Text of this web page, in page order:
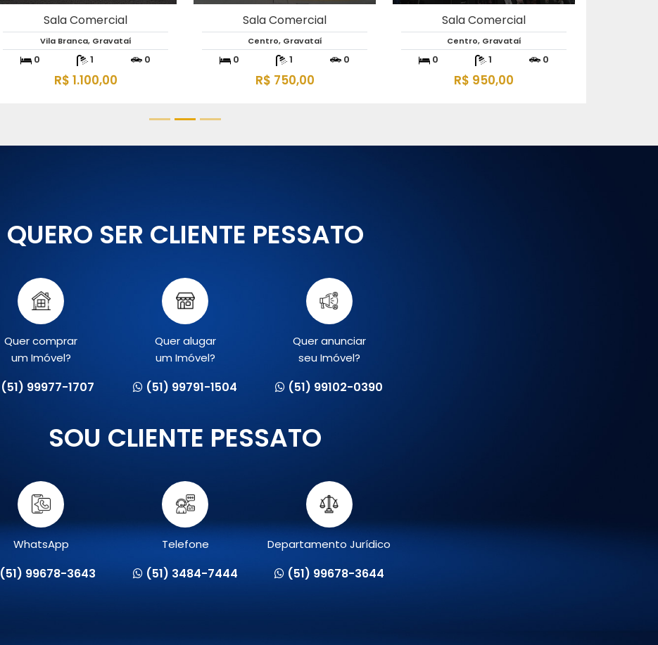
Sala Comercial
Vila Branca, Gravataí
0 1 0
R$ 1.100,00
Sala Comercial
Centro, Gravataí
0 1 0
R$ 750,00
Sala Comercial
Centro, Gravataí
0 1 0
R$ 950,00
QUERO SER CLIENTE PESSATO
Quer comprar
um Imóvel?
(51) 99977-1707
Quer alugar
um Imóvel?
(51) 99791-1504
Quer anunciar
seu Imóvel?
(51) 99102-0390
SOU CLIENTE PESSATO
WhatsApp
(51) 99678-3643
Telefone
(51) 3484-7444
Departamento Jurídico
(51) 99678-3644